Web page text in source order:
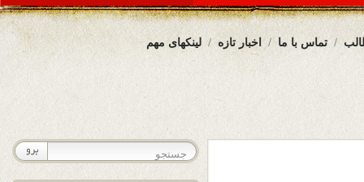
لینکهای مهم اخبار تازه تماس با ما